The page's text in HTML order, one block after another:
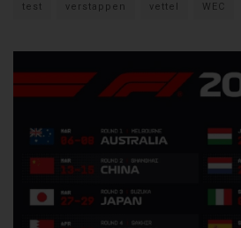
test verstappen vettel WEC